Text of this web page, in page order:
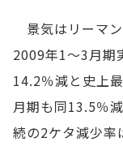
景気はリーマン
2009年1～3月期
14.2％減と史上
月期も同13.5％
続の2ケタ減少率